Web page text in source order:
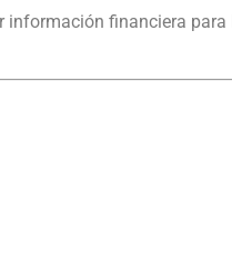
información financiera